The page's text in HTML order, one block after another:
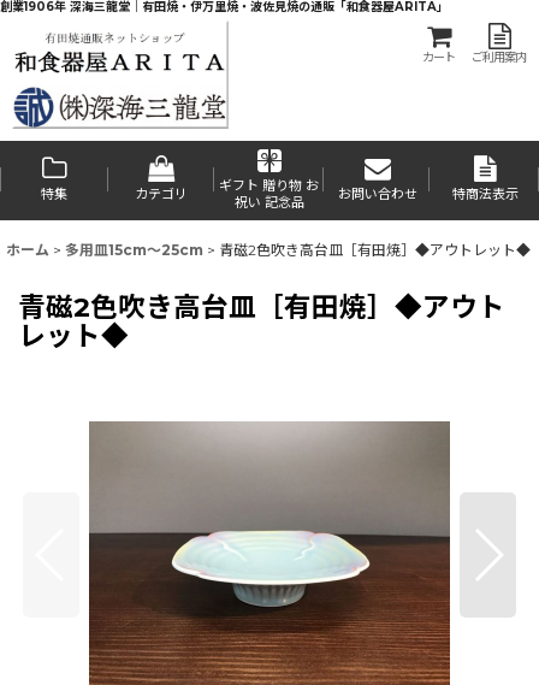
創業1906年 深海三龍堂｜有田焼・伊万里焼・波佐見焼の通販「和食器屋ARITA」
カート ご利用案内
特集 カテゴリ
ギフト 贈り物 お
祝い 記念品
お問い合わせ 特商法表示
ホーム > 多用皿15cm〜25cm > 青磁2色吹き高台皿［有田焼］◆アウトレット◆
青磁2色吹き高台皿［有田焼］◆アウト
レット◆